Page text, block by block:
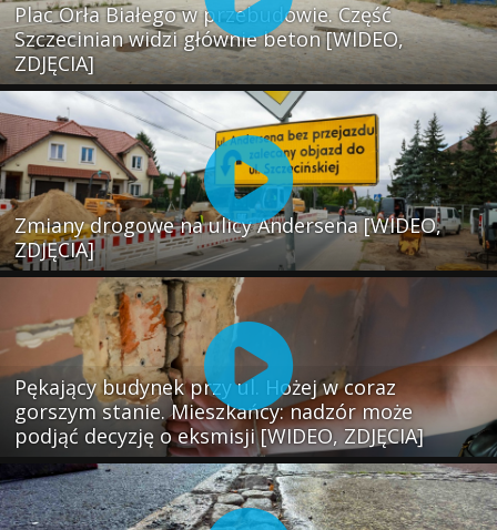
Plac Orła Białego w przebudowie. Część
Szczecinian widzi głównie beton [WIDEO,
ZDJĘCIA]
Zmiany drogowe na ulicy Andersena [WIDEO,
ZDJĘCIA]
Pękający budynek przy ul. Hożej w coraz
gorszym stanie. Mieszkańcy: nadzór może
podjąć decyzję o eksmisji [WIDEO, ZDJĘCIA]